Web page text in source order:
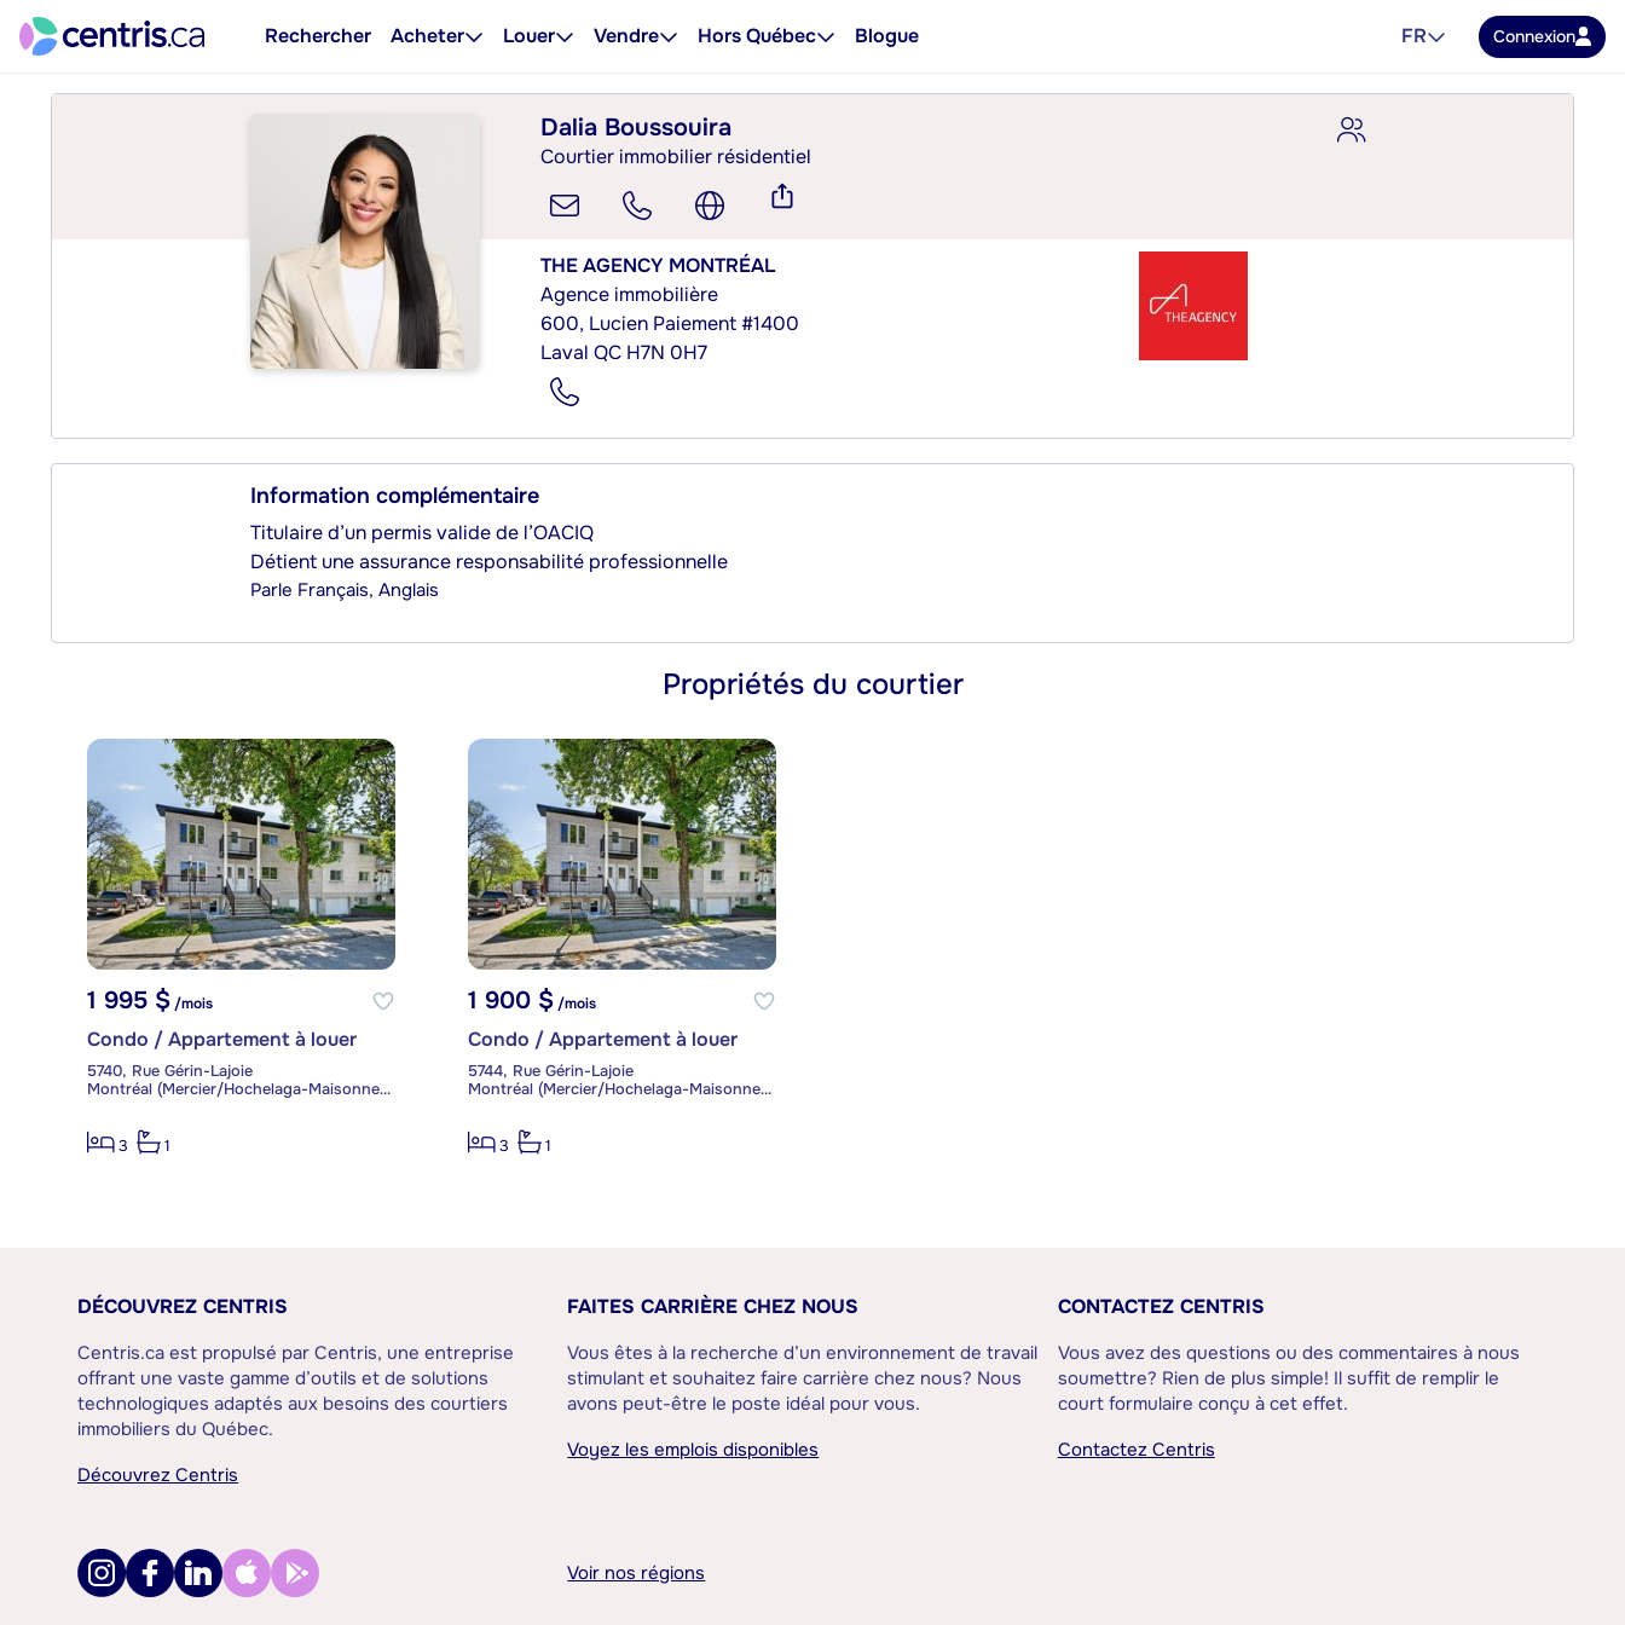
Rechercher Acheter Louer Vendre Hors Québec Blogue FR Connexion
Dalia Boussouira
Courtier immobilier résidentiel
THE AGENCY MONTRÉAL
Agence immobilière
600, Lucien Paiement #1400
Laval QC H7N 0H7
Information complémentaire
Titulaire d’un permis valide de l’OACIQ
Détient une assurance responsabilité professionnelle
Parle Français, Anglais
Propriétés du courtier
1 995 $ /mois
Condo / Appartement à louer
5740, Rue Gérin-Lajoie
Montréal (Mercier/Hochelaga-Maisonneuve)
3 1
1 900 $ /mois
Condo / Appartement à louer
5744, Rue Gérin-Lajoie
Montréal (Mercier/Hochelaga-Maisonneuve)
3 1
DÉCOUVREZ CENTRIS
Centris.ca est propulsé par Centris, une entreprise
offrant une vaste gamme d’outils et de solutions
technologiques adaptés aux besoins des courtiers
immobiliers du Québec.
Découvrez Centris
FAITES CARRIÈRE CHEZ NOUS
Vous êtes à la recherche d’un environnement de travail
stimulant et souhaitez faire carrière chez nous? Nous
avons peut-être le poste idéal pour vous.
Voyez les emplois disponibles
CONTACTEZ CENTRIS
Vous avez des questions ou des commentaires à nous
soumettre? Rien de plus simple! Il suffit de remplir le
court formulaire conçu à cet effet.
Contactez Centris
Voir nos régions